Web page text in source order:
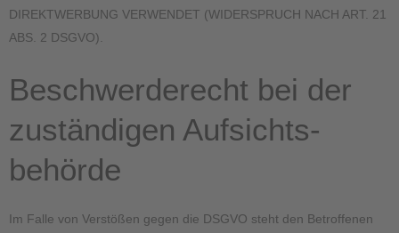
DIREKTWERBUNG VERWENDET (WIDERSPRUCH NACH ART. 21
ABS. 2 DSGVO).
Beschwerde­recht bei der
zuständigen Aufsichts­
behörde
Im Falle von Verstößen gegen die DSGVO steht den Betroffenen